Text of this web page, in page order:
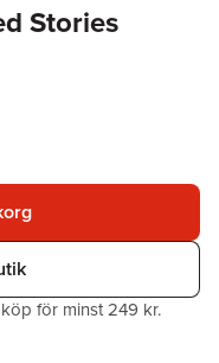
Stories
för minst 249 kr.